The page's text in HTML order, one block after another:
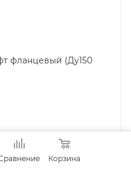
фланцевый (Ду150
Корзина